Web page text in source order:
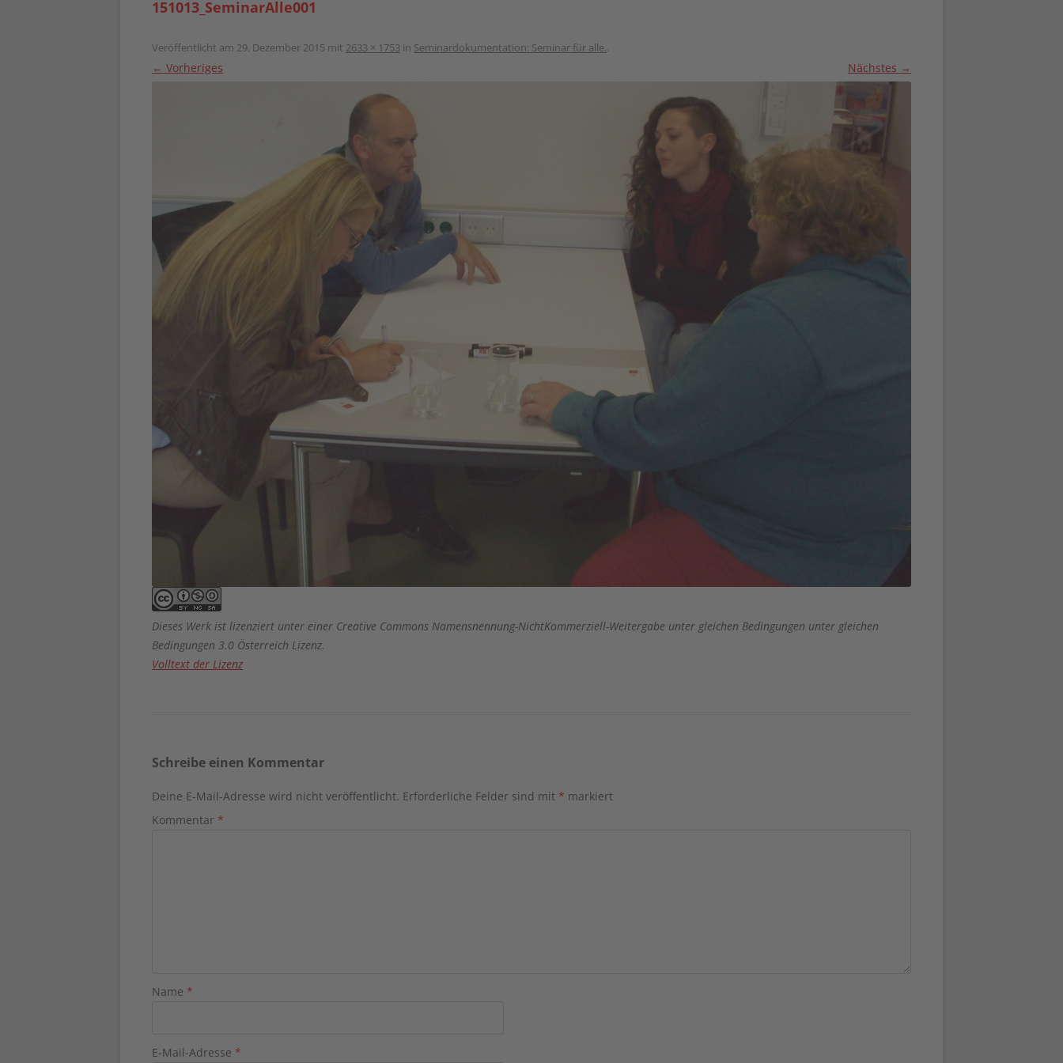
151013_SeminarAlle001
Veröffentlicht am 29. Dezember 2015 mit 2633 × 1753 in Seminardokumentation: Seminar für alle..
← Vorheriges Nächstes →
Dieses Werk ist lizenziert unter einer Creative Commons Namensnennung-NichtKommerziell-Weitergabe unter gleichen Bedingungen unter gleichen
Bedingungen 3.0 Österreich Lizenz.
Volltext der Lizenz
Schreibe einen Kommentar
Deine E-Mail-Adresse wird nicht veröffentlicht. Erforderliche Felder sind mit * markiert
Kommentar *
Name *
E-Mail-Adresse *